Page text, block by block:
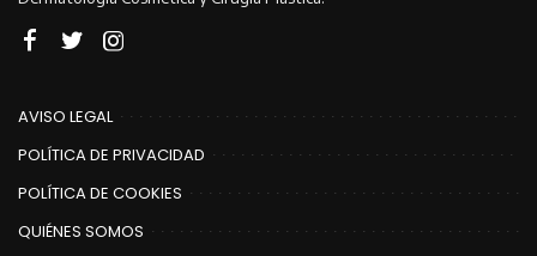
AVISO LEGAL
POLÍTICA DE PRIVACIDAD
POLÍTICA DE COOKIES
QUIÉNES SOMOS